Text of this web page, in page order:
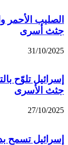
الصليب
جثث أسرى
31/10/2025
إسرائيل تلوّح
جثث الأسرى
27/10/2025
إسرائيل تسمح